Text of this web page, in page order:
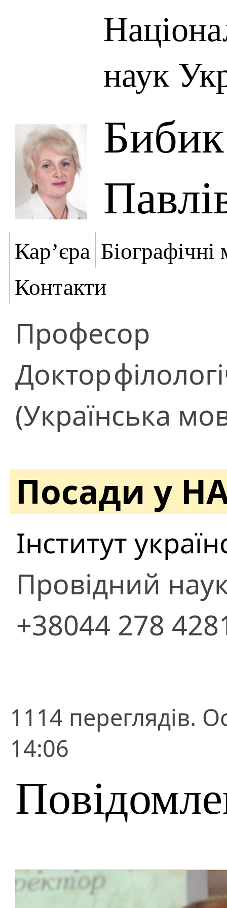
наук
Кар’єра Біографічні
Контакти
Професор
Доктор
(Українська
Посади у
Інститут
Провідний
+38044 278
1114 переглядів.
14:06